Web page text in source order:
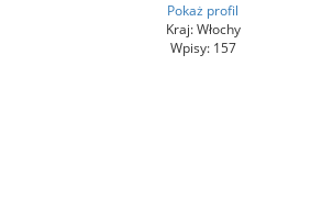
Pokaż profil
Kraj: Włochy
Wpisy: 157